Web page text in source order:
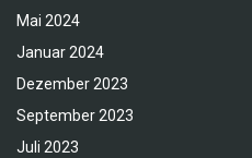
Mai 2024
Januar 2024
Dezember 2023
September 2023
Juli 2023